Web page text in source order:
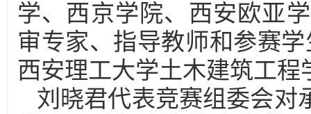
学、西京学院、西安欧亚
审专家、指导教师和参赛
西安理工大学土木建筑工
刘晓君代表竞赛组委会对